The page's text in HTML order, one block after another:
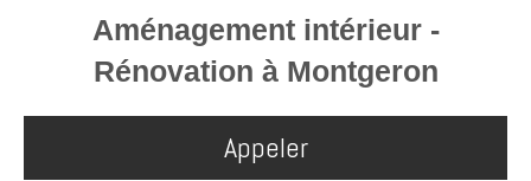
Aménagement intérieur -
Rénovation à Montgeron
Appeler